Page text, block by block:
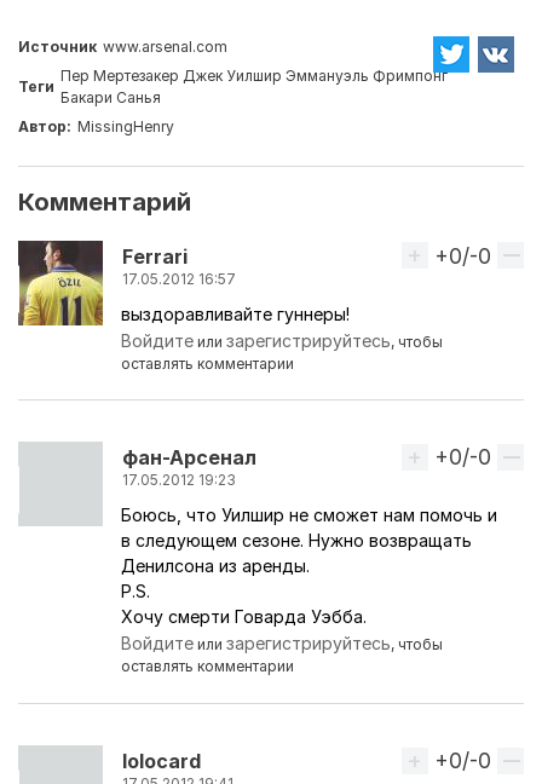
Источник www.arsenal.com
Теги
Пер Мертезакер Джек Уилшир Эммануэль Фримпонг
Бакари Санья
Автор: MissingHenry
Комментарий
Ferrari
17.05.2012 16:57
Вверх
+0/-0
выздоравливайте гуннеры!
Войдите илизарегистрируйтесь, чтобы
оставлять комментарии
фан-Арсенал
17.05.2012 19:23
Вверх
+0/-0
Боюсь, что Уилшир не сможет нам помочь и
в следующем сезоне. Нужно возвращать
Денилсона из аренды.
P.S.
Хочу смерти Говарда Уэбба.
Войдите илизарегистрируйтесь, чтобы
оставлять комментарии
lolocard Вверх
+0/-0